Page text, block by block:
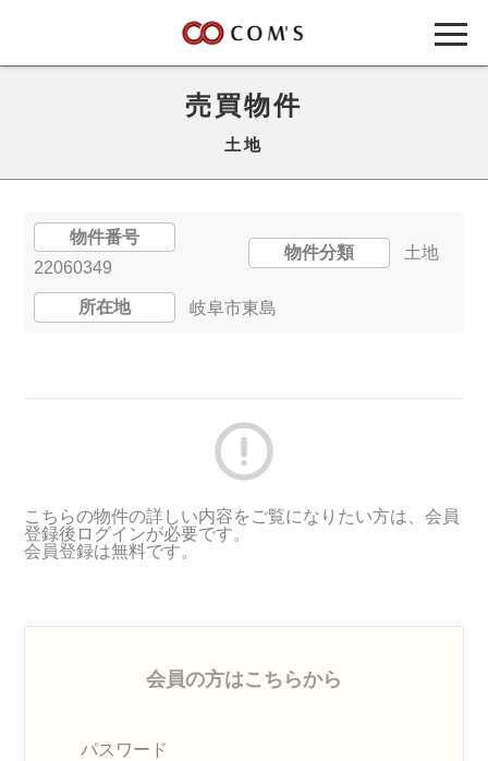
売買物件
土地
物件番号
22060349
物件分類 土地
所在地 岐阜市東島
こちらの物件の詳しい内容をご覧になりたい方は、会員
登録後ログインが必要です。
会員登録は無料です。
会員の方はこちらから
パスワード